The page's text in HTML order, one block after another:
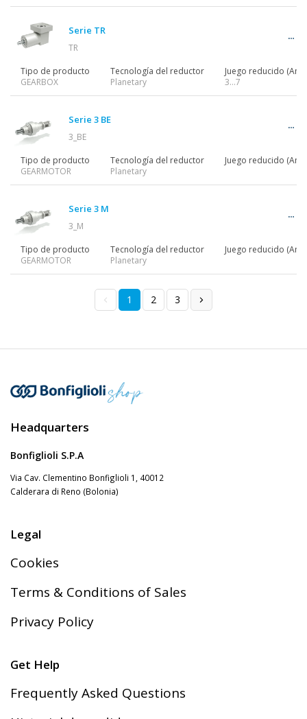
Serie TR
TR
Tipo de producto
GEARBOX
Tecnología del reductor
Planetary
Juego reducido (Ang)
3…7
Serie 3 BE
3_BE
Tipo de producto
GEARMOTOR
Tecnología del reductor
Planetary
Juego reducido (Ang)
Serie 3 M
3_M
Tipo de producto
GEARMOTOR
Tecnología del reductor
Planetary
Juego reducido (Ang)
1 2 3
Headquarters
Bonfiglioli S.P.A
Via Cav. Clementino Bonfiglioli 1, 40012
Calderara di Reno (Bolonia)
Legal
Cookies
Terms & Conditions of Sales
Privacy Policy
Get Help
Frequently Asked Questions